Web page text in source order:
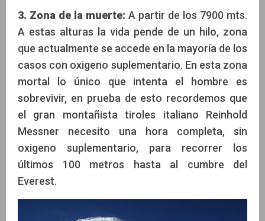
3. Zona de la muerte: A partir de los 7900 mts.
A estas alturas la vida pende de un hilo, zona
que actualmente se accede en la mayoría de los
casos con oxigeno suplementario. En esta zona
mortal lo único que intenta el hombre es
sobrevivir, en prueba de esto recordemos que
el gran montañista tiroles italiano Reinhold
Messner necesito una hora completa, sin
oxigeno suplementario, para recorrer los
últimos 100 metros hasta al cumbre del
Everest.